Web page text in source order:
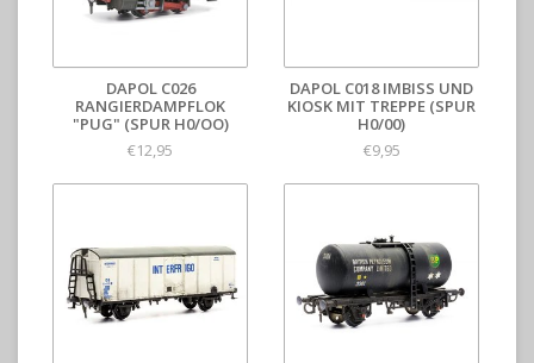
DAPOL C026
RANGIERDAMPFLOK
"PUG" (SPUR H0/OO)
€12,95
DAPOL C018 IMBISS UND K
IOSK MIT TREPPE (SPUR H
0/00)
€9,95